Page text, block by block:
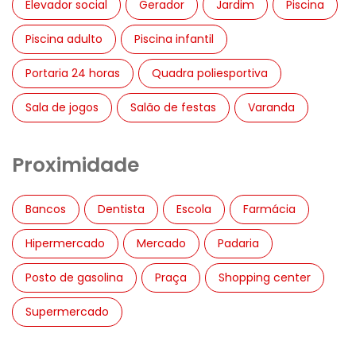
Elevador social Gerador Jardim Piscina
Piscina adulto Piscina infantil
Portaria 24 horas Quadra poliesportiva
Sala de jogos Salão de festas Varanda
Proximidade
Bancos Dentista Escola Farmácia
Hipermercado Mercado Padaria
Posto de gasolina Praça Shopping center
Supermercado